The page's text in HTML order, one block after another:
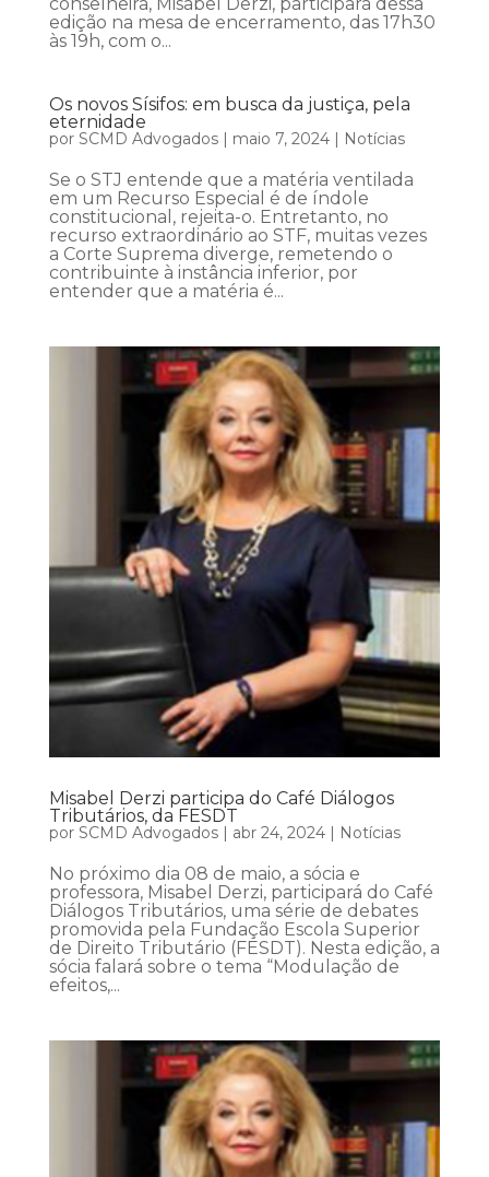
edição na mesa de encerramento, das 17h30
às 19h, com o...
Os novos Sísifos: em busca da justiça, pela
eternidade
por SCMD Advogados| maio 7, 2024| Notícias
Se o STJ entende que a matéria ventilada
em um Recurso Especial é de índole
constitucional, rejeita-o. Entretanto, no
recurso extraordinário ao STF, muitas vezes
a Corte Suprema diverge, remetendo o
contribuinte à instância inferior, por
entender que a matéria é...
Misabel Derzi participa do Café Diálogos
Tributários, da FESDT
por SCMD Advogados| abr 24, 2024| Notícias
No próximo dia 08 de maio, a sócia e
professora, Misabel Derzi, participará do Café
Diálogos Tributários, uma série de debates
promovida pela Fundação Escola Superior
de Direito Tributário (FESDT). Nesta edição, a
sócia falará sobre o tema “Modulação de
efeitos,...